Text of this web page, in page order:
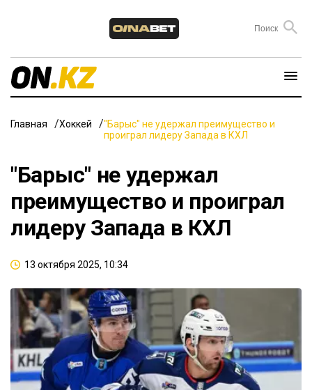
Главная Хоккей
"Барыс" не удержал преимущество и
проиграл лидеру Запада в КХЛ
"Барыс" не удержал
преимущество и проиграл
лидеру Запада в КХЛ
13 октября 2025, 10:34